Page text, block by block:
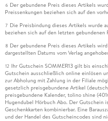
6 Der gebundene Preis dieses Artikels
Preissenkungen beziehen sich auf den
7 Die Preisbindung dieses Artikels wurde
beziehen sich auf den letzten gebundenen
8 Der gebundene Preis dieses Artikels
dargestellten Datums vom Verlag
12 Ihr Gutschein SOMMER13 gilt bis
Gutschein ausschließlich online einlösen
zur Abholung mit Zahlung in der Filiale
gesetzlich preisgebundene Artikel
preisgebundene Kalender, tolino shine
Hugendubel Hörbuch Abo. Der Gutschein
Geschenkkarten kombinierbar. Eine
und der Handel des Gutscheincodes sind